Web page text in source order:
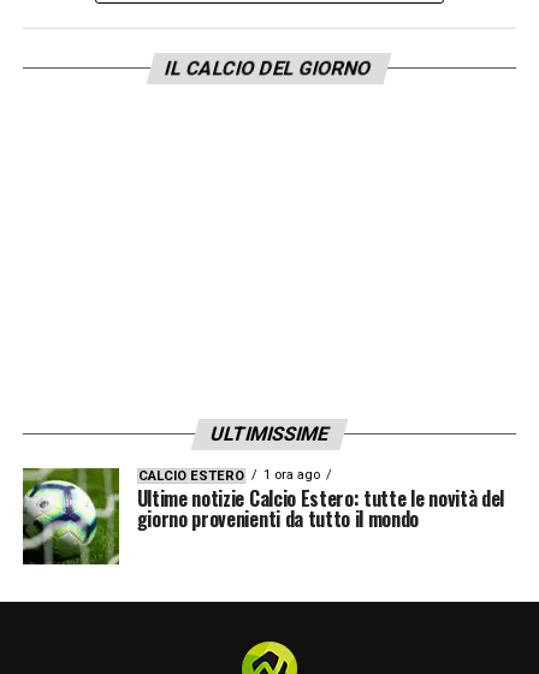
IL CALCIO DEL GIORNO
ULTIMISSIME
CALCIO ESTERO 1 ora ago
Ultime notizie Calcio Estero: tutte le novità del
giorno provenienti da tutto il mondo